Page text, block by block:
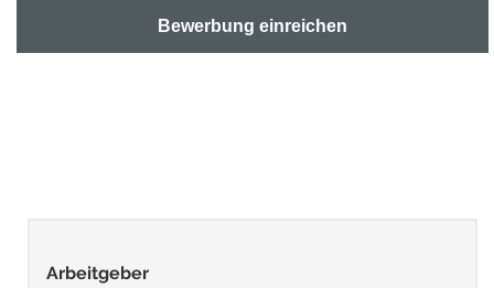
Bewerbung einreichen
Arbeitgeber